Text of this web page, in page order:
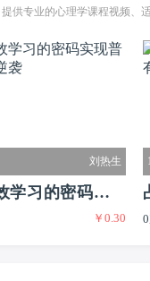
提供专业的心理学课程视频、
刘热生
习的密码实现
逆袭
￥0.30